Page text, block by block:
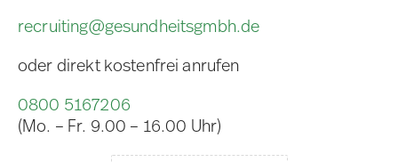
recruiting@gesundheitsgmbh.de
oder direkt kostenfrei anrufen
0800 5167206
(Mo. – Fr. 9.00 – 16.00 Uhr)